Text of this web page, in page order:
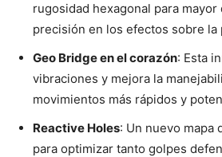
rugosidad hexagonal para
precisión en los efectos sobre la
Geo Bridge en el corazón: Esta
vibraciones y mejora la
movimientos más rápidos y
Reactive Holes: Un nuevo mapa
para optimizar tanto golpes